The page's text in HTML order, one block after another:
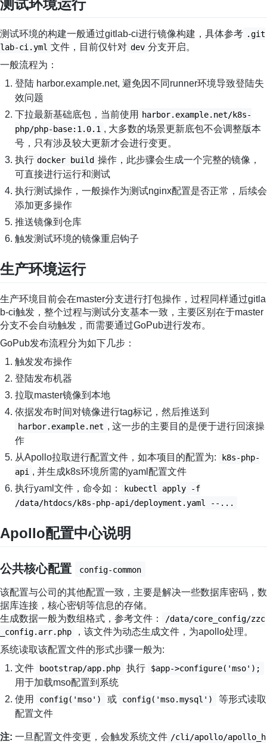
测试环境运行
测试环境的构建一般通过gitlab-ci进行镜像构建，具体参考 .git
lab-ci.yml 文件，目前仅针对 dev 分支开启。
一般流程为：
登陆 harbor.example.net, 避免因不同runner环境导致登陆失
效问题
下拉最新基础底包，当前使用
harbor.example.net/k8s-
php/php-base:1.0.1 , 大多数的场景更新底包不会调整版本
号，只有涉及较大更新才会进行变更。
执行 docker build 操作，此步骤会生成一个完整的镜像，
可直接进行运行和测试
执行测试操作，一般操作为测试nginx配置是否正常，后续会
添加更多操作
推送镜像到仓库
触发测试环境的镜像重启钩子
生产环境运行
生产环境目前会在master分支进行打包操作，过程同样通过gitla
b-ci触发，整个过程与测试分支基本一致，主要区别在于master
分支不会自动触发，而需要通过GoPub进行发布。
GoPub发布流程分为如下几步：
触发发布操作
登陆发布机器
拉取master镜像到本地
依据发布时间对镜像进行tag标记，然后推送到
harbor.example.net , 这一步的主要目的是便于进行回滚操
作
从Apollo拉取进行配置文件，如本项目的配置为:
k8s-php-
api , 并生成k8s环境所需的yaml配置文件
执行yaml文件，命令如：
kubectl apply -f
/data/htdocs/k8s-php-api/deployment.yaml --...
Apollo配置中心说明
公共核心配置 config-common
该配置与公司的其他配置一致，主要是解决一些数据库密码，数
据库连接，核心密钥等信息的存储。
生成数据一般为数组格式，参考文件：
/data/core_config/zzc
_config.arr.php
，该文件为动态生成文件，为apollo处理。
系统读取该配置文件的形式步骤一般为:
文件
bootstrap/app.php 执行 $app->configure('mso');
用于加载mso配置到系统
使用
config('mso') 或 config('mso.mysql')
等形式读取
配置文件
注: 一旦配置文件变更，会触发系统文件 /cli/apollo/apollo_h